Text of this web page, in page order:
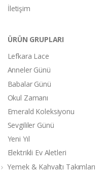
İletişim
ÜRÜN GRUPLARI
Lefkara Lace
Anneler Günü
Babalar Günü
Okul Zamanı
Emerald Koleksiyonu
Sevgililer Günü
Yeni Yıl
Elektrikli Ev Aletleri
Yemek & Kahvaltı Takımları